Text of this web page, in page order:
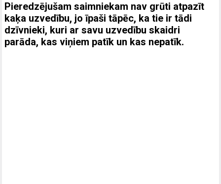
Pieredzējušam saimniekam nav grūti atpazīt
kaķa uzvedību, jo īpaši tāpēc, ka tie ir tādi
dzīvnieki, kuri ar savu uzvedību skaidri
parāda, kas viņiem patīk un kas nepatīk.